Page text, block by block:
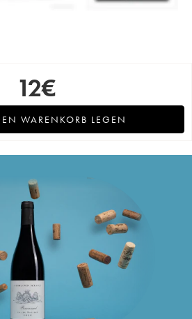
12€
WARENKORB LEGEN